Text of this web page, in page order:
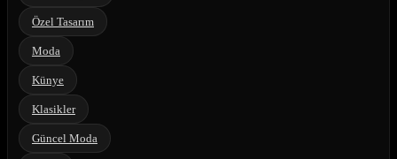
Özel Tasarım
Moda
Künye
Klasikler
Güncel Moda